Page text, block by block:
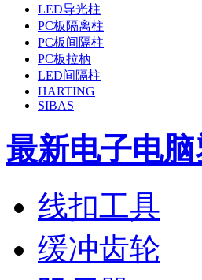
LED导光柱
PC板隔离柱
PC板间隔柱
PC板拉柄
LED间隔柱
HARTING
SIBAS
最新电子电
线扣工具
缓冲齿轮